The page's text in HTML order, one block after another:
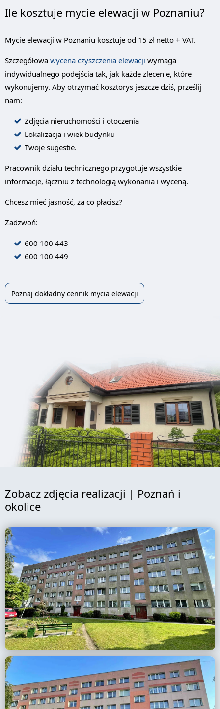
Ile kosztuje mycie elewacji w Poznaniu?
Mycie elewacji w Poznaniu kosztuje od 15 zł netto + VAT.
Szczegółowa wycena czyszczenia elewacji wymaga
indywidualnego podejścia tak, jak każde zlecenie, które
wykonujemy. Aby otrzymać kosztorys jeszcze dziś, prześlij
nam:
Zdjęcia nieruchomości i otoczenia
Lokalizacja i wiek budynku
Twoje sugestie.
Pracownik działu technicznego przygotuje wszystkie
informacje, łączniu z technologią wykonania i wyceną.
Chcesz mieć jasność, za co płacisz?
Zadzwoń:
600 100 443
600 100 449
Poznaj dokładny cennik mycia elewacji
Zobacz zdjęcia realizacji | Poznań i
okolice